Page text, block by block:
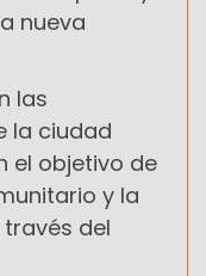
nueva
las
la ciudad
el objetivo de
y la
del